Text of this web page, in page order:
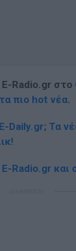
Radio.gr στο
τα πιο hot νέα.
Daily.gr; Τα
Radio.gr και